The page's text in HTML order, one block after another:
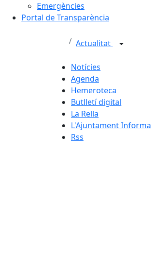
Emergències
Portal de Transparència
Actualitat
Notícies
Agenda
Hemeroteca
Butlletí digital
La Rella
L'Ajuntament Informa
Rss